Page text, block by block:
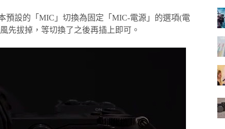
預設的「MIC」切換為固定「MIC-電源」的選項(電
先拔掉，等切換了之後再插上即可。